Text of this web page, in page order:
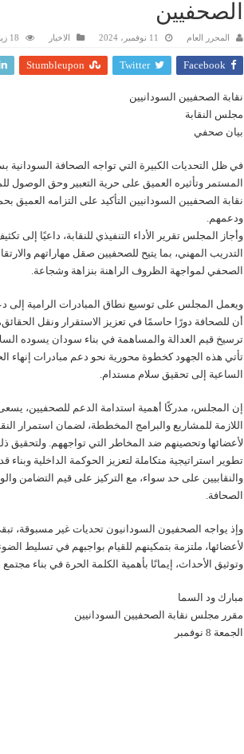
الصحفيين
المحرر العام 11 نوفمبر، 2024 الاخبار 18 زيارة
Facebook
Twitter
Stumbleupon
نقابة الصحفيين السودانيين
مجلس النقابة
بيان صحفي
في ظل التحديات الكبيرة التي تواجه الصحافة السودانية
المستمر وتأثيره العميق على حرية التعبير وحق الوصول
نقابة الصحفيين السودانيين التأكيد على التزامه العميق
ودعمهم.
وأجاز المجلس تقرير الأداء التنفيذي للنقابة، داعيًا إلى
التدريب المهني، بما يتيح للصحفيين صقل مهاراتهم
الصحفي لمواجهة الظروف الراهنة بنزاهة وشجاعة.
ويعمل المجلس على توسيع نطاق المبادرات الرامية إلى
أن للصحافة دورًا حاسمًا في تعزيز الاستقرار ونقل
ترسيخ قيم العدالة والمساهمة في بناء سودان يسوده
تأتي هذه الجهود كخطوة محورية نحو دعم مبادرات إنهاء
الساعية إلى تحقيق سلام مستدام.
إن المجلس، مدركًا أهمية استدامة الدعم للصحفيين،
اللازمة للمشاريع والبرامج المخططة، لضمان استمرار
لأعضائها وتحصينهم ضد المخاطر التي تواجههم. ولتحقيق
تطوير استراتيجية متكاملة لتعزيز الحوكمة الداخلية وبناء
والنقابيين على حد سواء، مع التركيز على قيم التضامن
الصحافة.
وإذ يواجه الصحفيون السودانيون تحديات غير مسبوقة،
لأعضائها، ملتزمة بتمكينهم للقيام بواجبهم في تسليط
وتوثيق الأحداث، إيمانًا بأهمية الكلمة الحرة في بناء
مبارك ود السما
مقرر مجلس نقابة الصحفيين السودانيين
الجمعة 8 نوفمبر